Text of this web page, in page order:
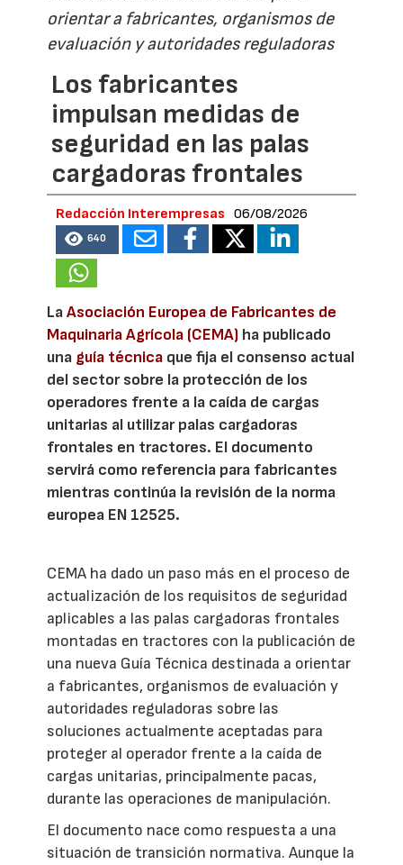
orientar a fabricantes, organismos de
evaluación y autoridades reguladoras
Los fabricantes
impulsan medidas de
seguridad en las palas
cargadoras frontales
Redacción Interempresas 06/08/2026
640
LaAsociación Europea de Fabricantes de
Maquinaria Agrícola (CEMA) ha publicado
una guía técnica que fija el consenso actual
del sector sobre la protección de los
operadores frente a la caída de cargas
unitarias al utilizar palas cargadoras
frontales en tractores. El documento
servirá como referencia para fabricantes
mientras continúa la revisión de la norma
europea EN 12525.
CEMA ha dado un paso más en el proceso de
actualización de los requisitos de seguridad
aplicables a las palas cargadoras frontales
montadas en tractores con la publicación de
una nueva Guía Técnica destinada a orientar
a fabricantes, organismos de evaluación y
autoridades reguladoras sobre las
soluciones actualmente aceptadas para
proteger al operador frente a la caída de
cargas unitarias, principalmente pacas,
durante las operaciones de manipulación.
El documento nace como respuesta a una
situación de transición normativa. Aunque la